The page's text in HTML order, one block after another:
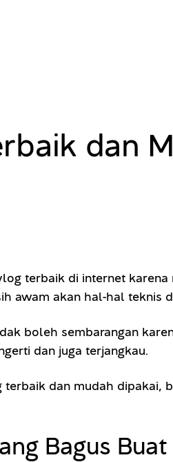
dan
terbaik di internet
awam akan hal-hal teknis
boleh sembarangan
dan juga terjangkau.
dan mudah
Bagus